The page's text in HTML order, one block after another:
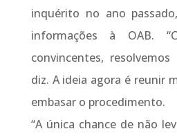
inquérito no ano
informações à OAB.
convincentes,
diz. A ideia agora é reunir
embasar o procedimento.
“A única chance de não